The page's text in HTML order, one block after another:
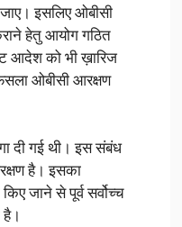
इसलिए ओबीसी
हेतु आयोग गठित
आदेश को भी ख़ारिज
ओबीसी आरक्षण
दी गई थी। इस संबंध
है। इसका
जाने से पूर्व सर्वोच्च
है।